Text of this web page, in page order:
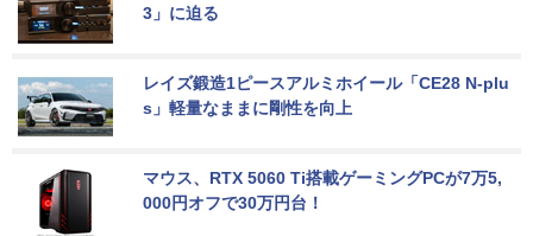
3」に迫る
レイズ鍛造1ピースアルミホイール「CE28 N-plu
s」軽量なままに剛性を向上
マウス、RTX 5060 Ti搭載ゲーミングPCが7万5,
000円オフで30万円台！